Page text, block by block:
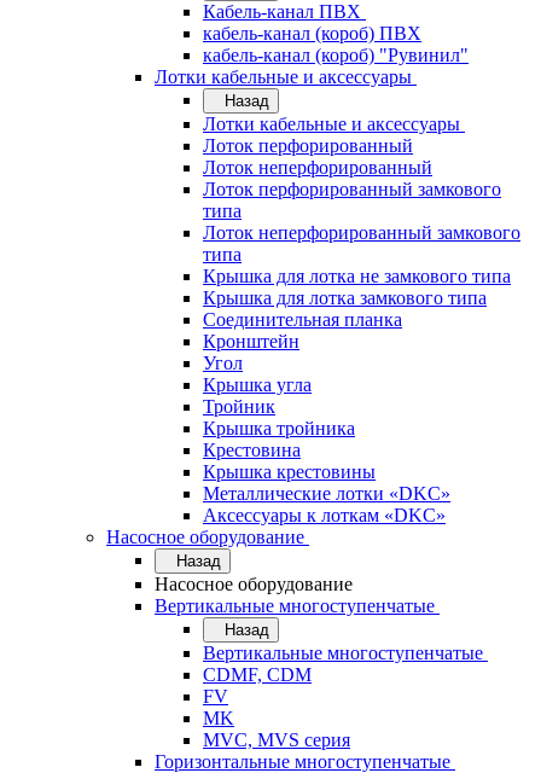
Кабель-канал ПВХ
кабель-канал (короб) ПВХ
кабель-канал (короб) "Рувинил"
Лотки кабельные и аксессуары
Назад
Лотки кабельные и аксессуары
Лоток перфорированный
Лоток неперфорированный
Лоток перфорированный замкового
типа
Лоток неперфорированный замкового
типа
Крышка для лотка не замкового типа
Крышка для лотка замкового типа
Соединительная планка
Кронштейн
Угол
Крышка угла
Тройник
Крышка тройника
Крестовина
Крышка крестовины
Металлические лотки «DKC»
Аксессуары к лоткам «DKC»
Насосное оборудование
Назад
Насосное оборудование
Вертикальные многоступенчатые
Назад
Вертикальные многоступенчатые
CDMF, CDM
FV
MK
MVC, MVS серия
Горизонтальные многоступенчатые